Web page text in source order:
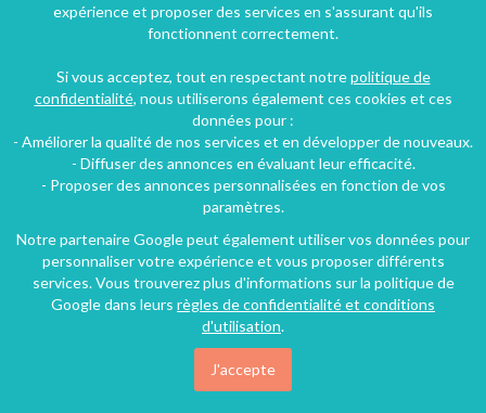
Vallauris (37 km), Alpes-Maritimes, Provence-Alpes-Côte d'Azur, France
2 chambres
expérience et proposer des services en s'assurant qu'ils
fonctionnent correctement.
Si vous acceptez, tout en respectant notrepolitique de
confidentialité, nous utiliserons également ces cookies et ces
données pour :
- Améliorer la qualité de nos services et en développer de nouveaux.
- Diffuser des annonces en évaluant leur efficacité.
- Proposer des annonces personnalisées en fonction de vos
paramètres.
Notre partenaire Google peut également utiliser vos données pour
personnaliser votre expérience et vous proposer différents
services. Vous trouverez plus d'informations sur la politique de
Google dans leurs règles de confidentialité et conditions
d'utilisation.
J'accepte